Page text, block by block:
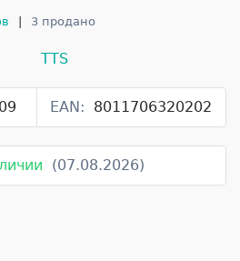
3 продано
TTS
EAN: 8011706320202
(07.08.2026)